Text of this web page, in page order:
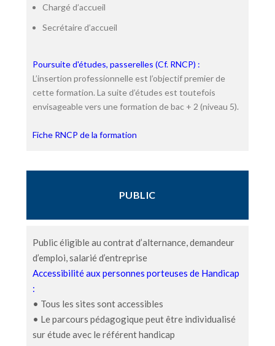
Chargé d’accueil
Secrétaire d’accueil
Poursuite d'études, passerelles (Cf. RNCP) :
L’insertion professionnelle est l’objectif premier de
cette formation. La suite d’études est toutefois
envisageable vers une formation de bac + 2 (niveau 5).
Fiche RNCP de la formation
PUBLIC
Public éligible au contrat d’alternance, demandeur
d’emploi, salarié d’entreprise
Accessibilité aux personnes porteuses de Handicap
:
• Tous les sites sont accessibles
• Le parcours pédagogique peut être individualisé
sur étude avec le référent handicap